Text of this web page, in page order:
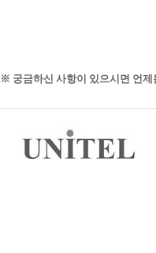
※ 궁금하신 사항이 있으시면 언제